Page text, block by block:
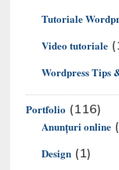
Tutoriale
Video tutoriale
Wordpress Tips
Portfolio (116)
Anunțuri online
Design (1)